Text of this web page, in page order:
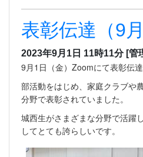
表彰伝達（9月
2023年9月1日 11時11分 [管
9月1日（金）Zoomにて表彰伝達
部活動をはじめ、家庭クラブや
分野で表彰されていました。
城西生がさまざまな分野で活躍
してとても誇らしいです。